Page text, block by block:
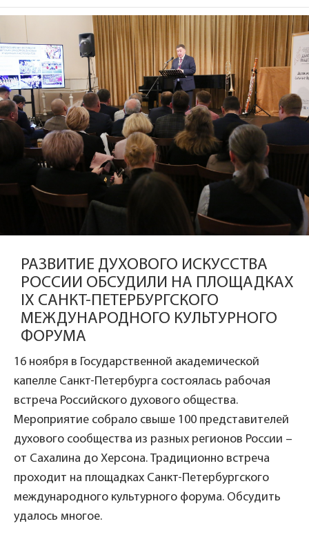
РАЗВИТИЕ ДУХОВОГО ИСКУССТВА
РОССИИ ОБСУДИЛИ НА ПЛОЩАДКАХ
IX САНКТ-ПЕТЕРБУРГСКОГО
МЕЖДУНАРОДНОГО КУЛЬТУРНОГО
ФОРУМА
16 ноября в Государственной академической
капелле Санкт-Петербурга состоялась рабочая
встреча Российского духового общества.
Мероприятие собрало свыше 100 представителей
духового сообщества из разных регионов России –
от Сахалина до Херсона. Традиционно встреча
проходит на площадках Санкт-Петербургского
международного культурного форума. Обсудить
удалось многое.